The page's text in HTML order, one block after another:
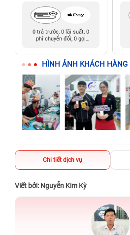
0 trả trước, 0 lãi suất, 0
phí chuyển đổi, 0 gọi
HÌNH ẢNH KHÁCH HÀNG
Chi tiết dịch vụ
Viết bởi: Nguyễn Kim Kỳ